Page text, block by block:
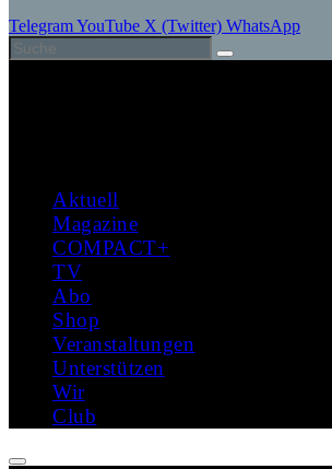
TelegramYouTube X (Twitter) WhatsApp
Aktuell
Magazine
COMPACT+
TV
Abo
Shop
Veranstaltungen
Unterstützen
Wir
Club